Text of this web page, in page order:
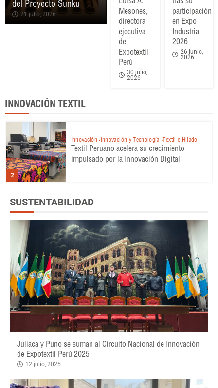
Industria 2026
26 junio, 2026
US$1.736 millones
26 junio, 2026
Mesones,
directora
ejecutiva
de
Expotextil
Perú
30 julio,
2026
participación
en Expo
Industria
2026
26 junio,
2026
INNOVACIÓN TEXTIL
2
Innovación Innovación y Tecnología Textil e Hilado
Textil Peruano acelera su crecimiento
impulsado por la Innovación Digital
SUSTENTABILIDAD
Juliaca y Puno se suman al Circuito Nacional de Innovación
de Expotextil Perú 2025
12 julio, 2025